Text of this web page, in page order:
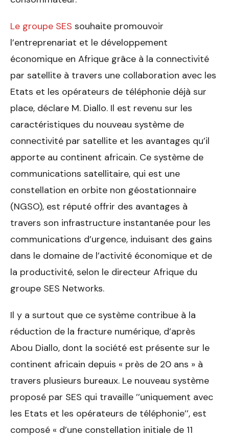
Le groupe SES souhaite promouvoir
l’entreprenariat et le développement
économique en Afrique grâce à la connectivité
par satellite à travers une collaboration avec les
Etats et les opérateurs de téléphonie déjà sur
place, déclare M. Diallo. Il est revenu sur les
caractéristiques du nouveau système de
connectivité par satellite et les avantages qu’il
apporte au continent africain. Ce système de
communications satellitaire, qui est une
constellation en orbite non géostationnaire
(NGSO), est réputé offrir des avantages à
travers son infrastructure instantanée pour les
communications d’urgence, induisant des gains
dans le domaine de l’activité économique et de
la productivité, selon le directeur Afrique du
groupe SES Networks.
Il y a surtout que ce système contribue à la
réduction de la fracture numérique, d’après
Abou Diallo, dont la société est présente sur le
continent africain depuis « près de 20 ans » à
travers plusieurs bureaux. Le nouveau système
proposé par SES qui travaille ’’uniquement avec
les Etats et les opérateurs de téléphonie’’, est
composé « d’une constellation initiale de 11